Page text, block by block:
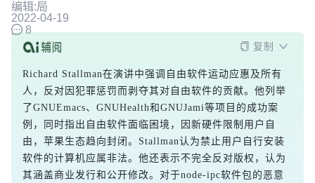
编辑:局
2022-04-19
8
复制
Richard Stallman在演讲中强调自由软件运动应惠及所有
人，反对因犯罪惩罚而剥夺其对自由软件的贡献。他列举
了GNUEmacs、GNUHealth和GNUJami等项目的成功案
例，同时指出自由软件面临困境，因新硬件限制用户自
由，苹果生态趋向封闭。Stallman认为禁止用户自行安装
软件的计算机应属非法。他还表示不完全反对版权，认为
其涵盖商业发行和公开修改。对于node-ipc软件包的恶意